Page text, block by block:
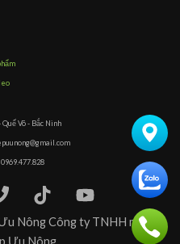
Võ - Bắc Ninh
Nông Công ty TNHH máy
Ưu Nông